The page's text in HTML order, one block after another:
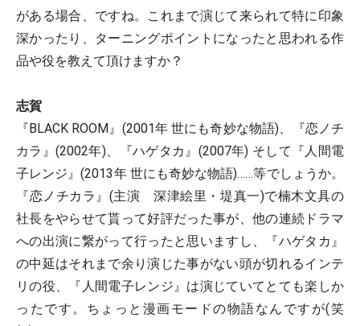
がある場合、ですね。これまで演じて来られて特に印象
深かったり、ターニングポイントになったと思われる作
品や役を教えて頂けますか？
志賀
『BLACK ROOM』(2001年 世にも奇妙な物語)、『恋ノチ
カラ』(2002年)、『ハゲタカ』(2007年) そして『人間電
子レンジ』(2013年 世にも奇妙な物語)……等でしょうか。
『恋ノチカラ』(主演 深津絵里・堤真一)で楠木文具の
社長をやらせて貰って好評だった事が、他の連続ドラマ
への出演に繋がって行ったと思いますし、『ハゲタカ』
の中延はそれまで余り演じた事がない頭が切れるインテ
リの役、『人間電子レンジ』は演じていてとても楽しか
ったです。ちょっと漫画モードの物語なんですが(笑